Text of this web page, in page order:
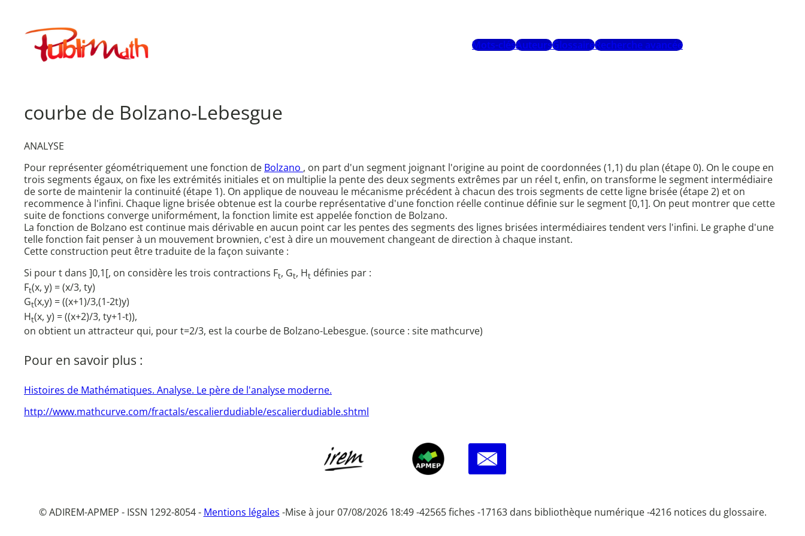
contenuPublimath
Mots-clésAuteursGlossaireRecherche avancée
courbe de Bolzano-Lebesgue
ANALYSE
Pour représenter géométriquement une fonction de Bolzano , on part d'un segment joignant l'origine au point de coordonnées (1,1) du plan (étape 0). On le coupe en
trois segments égaux, on fixe les extrémités initiales et on multiplie la pente des deux segments extrêmes par un réel t, enfin, on transforme le segment intermédiaire
de sorte de maintenir la continuité (étape 1). On applique de nouveau le mécanisme précédent à chacun des trois segments de cette ligne brisée (étape 2) et on
recommence à l'infini. Chaque ligne brisée obtenue est la courbe représentative d'une fonction réelle continue définie sur le segment [0,1]. On peut montrer que cette
suite de fonctions converge uniformément, la fonction limite est appelée fonction de Bolzano.
La fonction de Bolzano est continue mais dérivable en aucun point car les pentes des segments des lignes brisées intermédiaires tendent vers l'infini. Le graphe d'une
telle fonction fait penser à un mouvement brownien, c'est à dire un mouvement changeant de direction à chaque instant.
Cette construction peut être traduite de la façon suivante :
Si pour t dans ]0,1[, on considère les trois contractions Ft, Gt, Ht définies par :
Ft(x, y) = (x/3, ty)
Gt(x,y) = ((x+1)/3,(1-2t)y)
Ht(x, y) = ((x+2)/3, ty+1-t)),
on obtient un attracteur qui, pour t=2/3, est la courbe de Bolzano-Lebesgue. (source : site mathcurve)
Pour en savoir plus :
Histoires de Mathématiques. Analyse. Le père de l'analyse moderne.
http://www.mathcurve.com/fractals/escalierdudiable/escalierdudiable.shtml
© ADIREM-APMEP - ISSN 1292-8054 - Mentions légales -Mise à jour 07/08/2026 18:49 -42565 fiches -17163 dans bibliothèque numérique -4216 notices du glossaire.